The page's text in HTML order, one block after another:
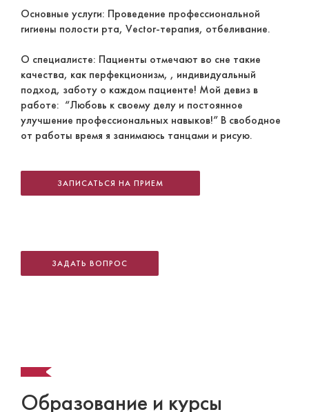
Основные услуги: Проведение профессиональной
гигиены полости рта, Vector-терапия, отбеливание.
О специалисте: Пациенты отмечают во сне такие
качества, как перфекционизм, , индивидуальный
подход, заботу о каждом пациенте! Мой девиз в
работе: “Любовь к своему делу и постоянное
улучшение профессиональных навыков!” В свободное
от работы время я занимаюсь танцами и рисую.
ЗАПИСАТЬСЯ НА ПРИЕМ
ЗАДАТЬ ВОПРОС
Образование и курсы